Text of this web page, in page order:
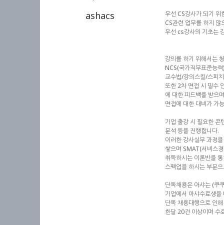
ashacs
우선 CS강사가 되기 위
CS관련 업무를 하지
우선 cs강사의 기초는
강의를 하기 위해서는
NCS(국가직무표준능
교수법/강의스킬/스피
또한 2차 면접 시 필수
에 대한 피드백을 받으며
면접에 대한 대비가 가
기업 출강 시 필요한 콘
분석 등을 진행합니다.
이러한 강사실무 과정
쌓으며 SMAT(서비스
취득하시는 이론반을
스펙업을 하시는 부분
단독채용은 아샤는 (쿠
기업에서 아샤수료생
단독 채용대행으로 인
한달 20건 이상이며 수